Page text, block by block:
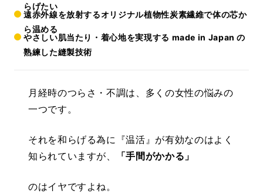
らげたい
遠赤外線を放射するオリジナル植物性炭素繊維で体の芯か
ら温める
やさしい肌当たり・着心地を実現する made in Japan の
熟練した縫製技術
月経時のつらさ・不調は、多くの女性の悩みの
一つです。
それを和らげる為に『温活』が有効なのはよく
知られていますが、
「手間がかかる」
のはイヤですよね。